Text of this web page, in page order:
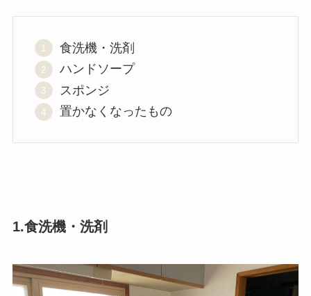
食洗機・洗剤
ハンドソープ
スポンジ
置かなくなったもの
1.食洗機・洗剤